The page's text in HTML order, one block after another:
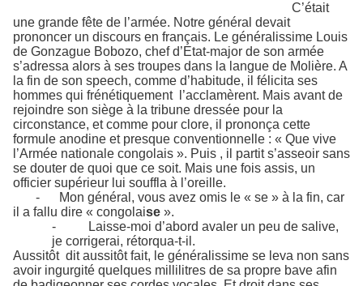
C’était
une grande fête de l’armée. Notre général devait
prononcer un discours en français. Le généralissime Louis
de Gonzague Bobozo, chef d’Etat-major de son armée
s’adressa alors à ses troupes dans la langue de Molière. A
la fin de son speech, comme d’habitude, il félicita ses
hommes qui frénétiquement l’acclamèrent. Mais avant de
rejoindre son siège à la tribune dressée pour la
circonstance, et comme pour clore, il prononça cette
formule anodine et presque conventionnelle : « Que vive
l’Armée nationale congolais ». Puis , il partit s’asseoir sans
se douter de quoi que ce soit. Mais une fois assis, un
officier supérieur lui souffla à l’oreille.
- Mon général, vous avez omis le « se » à la fin, car
il a fallu dire « congolaise ».
-
Laisse-moi d’abord avaler un peu de salive,
je corrigerai, rétorqua-t-il.
Aussitôt dit aussitôt fait, le généralissime se leva non sans
avoir ingurgité quelques millilitres de sa propre bave afin